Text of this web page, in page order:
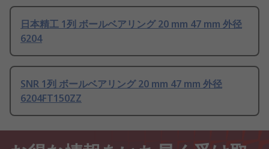
日本精工 1列 ボールベアリング 20 mm 47 mm 外径
6204
SNR 1列 ボールベアリング 20 mm 47 mm 外径
6204FT150ZZ